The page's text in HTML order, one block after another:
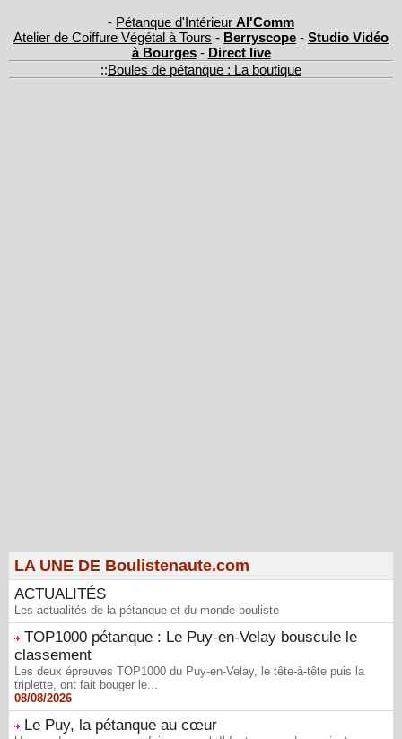
- Pétanque d'Intérieur Al'Comm
Atelier de Coiffure Végétal à Tours - Berryscope - Studio Vidéo
à Bourges- Direct live
::Boules de pétanque : La boutique
LA UNE DE Boulistenaute.com
ACTUALITÉS
Les actualités de la pétanque et du monde bouliste
TOP1000 pétanque : Le Puy-en-Velay bouscule le
classement
Les deux épreuves TOP1000 du Puy-en-Velay, le tête-à-tête puis la
triplette, ont fait bouger le...
08/08/2026
Le Puy, la pétanque au cœur